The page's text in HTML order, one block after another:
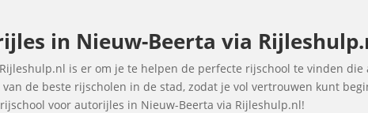
in Nieuw-Beerta via
is er om je te helpen de perfecte rijschool te vinden
de beste rijscholen in de stad, zodat je vol vertrouwen kunt
voor autorijles in Nieuw-Beerta via Rijleshulp.nl!